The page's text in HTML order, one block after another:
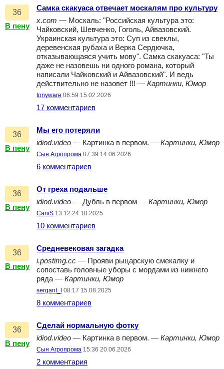
36
В пену
Самка скакуаса отвечает москалям про культуру
x.com — Москаль: "Российская культура это:
Чайковский, Шевченко, Гоголь, Айвазовский.
Украинская культура это: Суп из свеклы,
деревенская рубаха и Верка Сердючка,
отказывающаяся учить мову". Самка скакуаса: "Ты
даже не назовешь ни одного романа, который
написали Чайковский и Айвазовский". И ведь
действительно не назовет !!! — Картинки, Юмор
tonyware 06:59 15.02.2026
17 комментариев
36
В пену
Мы его потеряли
idiod.video — Картинка в первом. — Картинки, Юмор
Сын Агропрома 07:39 14.06.2026
6 комментариев
36
В пену
От греха подальше
idiod.video — Дубль в первом — Картинки, Юмор
CaniS 13:12 24.10.2025
10 комментариев
36
В пену
Средневековая загадка
i.postimg.cc — Прояви рыцарскую смекалку и
сопоставь головные уборы с мордами из нижнего
ряда — Картинки, Юмор
sergant_l 08:17 15.08.2025
8 комментариев
36
В пену
Сделай нормальную фотку
idiod.video — Картинка в первом. — Картинки, Юмор
Сын Агропрома 15:36 20.06.2026
2 комментария